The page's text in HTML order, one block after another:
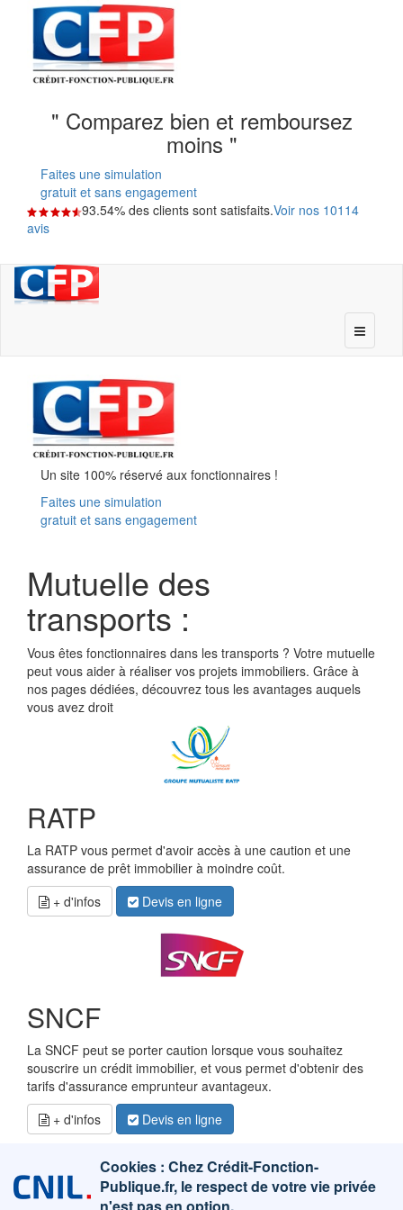
" Comparez bien et remboursez
moins "
Faites une simulation
gratuit et sans engagement
93.54% des clients sont satisfaits.Voir nos 10114
avis
Un site 100% réservé aux fonctionnaires !
Faites une simulation
gratuit et sans engagement
Mutuelle des
transports :
Vous êtes fonctionnaires dans les transports ? Votre mutuelle
peut vous aider à réaliser vos projets immobiliers. Grâce à
nos pages dédiées, découvrez tous les avantages auquels
vous avez droit
RATP
La RATP vous permet d'avoir accès à une caution et une
assurance de prêt immobilier à moindre coût.
+ d'infos
Devis en ligne
SNCF
La SNCF peut se porter caution lorsque vous souhaitez
souscrire un crédit immobilier, et vous permet d'obtenir des
tarifs d'assurance emprunteur avantageux.
+ d'infos
Devis en ligne
Cookies : Chez Crédit-Fonction-
Publique.fr, le respect de votre vie privée